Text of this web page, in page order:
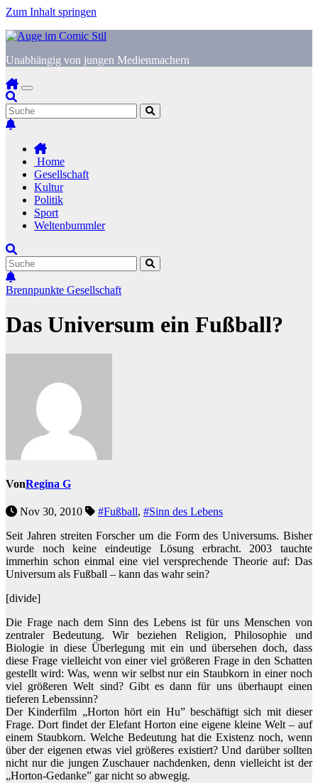
Zum Inhalt springen
Unabhängig von jungen Medienmachern
Home
Gesellschaft
Kultur
Politik
Sport
Weltenbummler
Brennpunkte Gesellschaft
Das Universum ein Fußball?
VonRegina G
Nov 30, 2010 #Fußball, #Sinn des Lebens
Seit Jahren streiten Forscher um die Form des Universums. Bisher
wurde noch keine eindeutige Lösung erbracht. 2003 tauchte
immerhin schon einmal eine viel versprechende Theorie auf: Das
Universum als Fußball – kann das wahr sein?
[divide]
Die Frage nach dem Sinn des Lebens ist für uns Menschen von
zentraler Bedeutung. Wir beziehen Religion, Philosophie und
Biologie in diese Überlegung mit ein und übersehen doch, dass
diese Frage vielleicht von einer viel größeren Frage in den Schatten
gestellt wird: Was, wenn wir selbst nur ein Staubkorn in einer noch
viel größeren Welt sind? Gibt es dann für uns überhaupt einen
tieferen Lebenssinn?
Der Kinderfilm „Horton hört ein Hu” beschäftigt sich mit dieser
Frage. Dort findet der Elefant Horton eine eigene kleine Welt – auf
einem Staubkorn. Welche Bedeutung hat die Existenz noch, wenn
über der eigenen etwas viel größeres existiert? Und darüber sollten
nicht nur die jungen Zuschauer nachdenken, denn vielleicht ist der
„Horton-Gedanke” gar nicht so abwegig.